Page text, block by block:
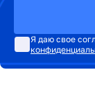
Я даю свое